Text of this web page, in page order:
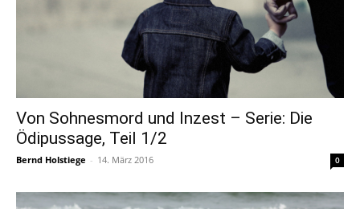
Von Sohnesmord und Inzest – Serie: Die
Ödipussage, Teil 1/2
Bernd Holstiege - 14. März 2016 0